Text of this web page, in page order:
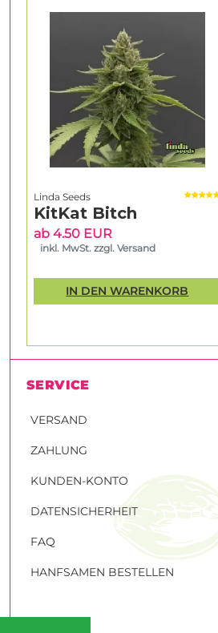
Linda Seeds
KitKat Bitch
ab 4.50 EUR
inkl. MwSt. zzgl. Versand
IN DEN WARENKORB
SERVICE
VERSAND
ZAHLUNG
KUNDEN-KONTO
DATENSICHERHEIT
FAQ
HANFSAMEN BESTELLEN